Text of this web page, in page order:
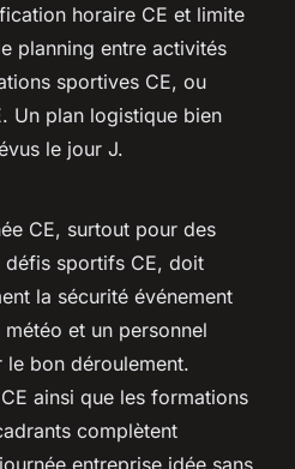
horaire CE et limite
planning entre activités
sportives CE, ou
Un plan logistique bien
le jour J.
CE, surtout pour des
sportifs CE, doit
la sécurité événement
et un personnel
bon déroulement.
ainsi que les formations
complètent
entreprise idée sans